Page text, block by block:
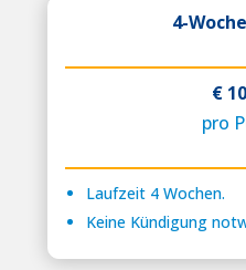
4-
€
pro
Laufzeit 4 Wochen.
Keine Kündigung